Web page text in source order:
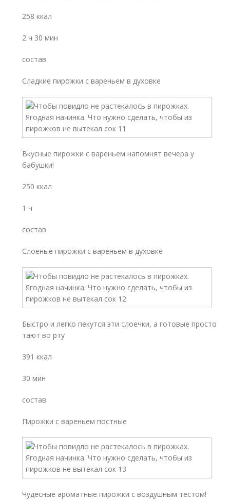
258 ккал
2 ч 30 мин
состав
Сладкие пирожки с вареньем в духовке
Вкусные пирожки с вареньем напомнят вечера у
бабушки!
250 ккал
1 ч
состав
Слоеные пирожки с вареньем в духовке
Быстро и легко пекутся эти слоечки, а готовые просто
тают во рту
391 ккал
30 мин
состав
Пирожки с вареньем постные
Чудесные ароматные пирожки с воздушным тестом!